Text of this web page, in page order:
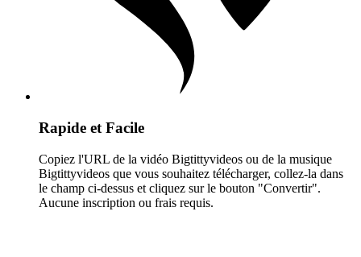
Rapide et Facile
Copiez l'URL de la vidéo Bigtittyvideos ou de la musique
Bigtittyvideos que vous souhaitez télécharger, collez-la dans
le champ ci-dessus et cliquez sur le bouton "Convertir".
Aucune inscription ou frais requis.